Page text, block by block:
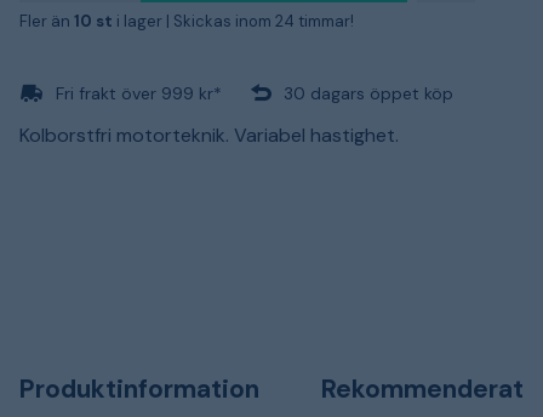
Fler än 10 st i lager | Skickas inom 24 timmar!
Fri frakt över 999 kr* 30 dagars öppet köp
Kolborstfri motorteknik. Variabel hastighet.
Produktinformation Rekommenderat